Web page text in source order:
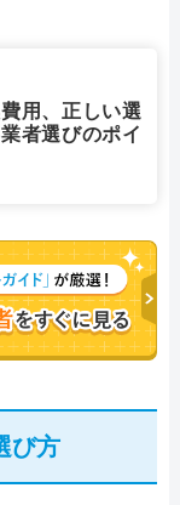
用、正しい選
者選びのポイ
び方